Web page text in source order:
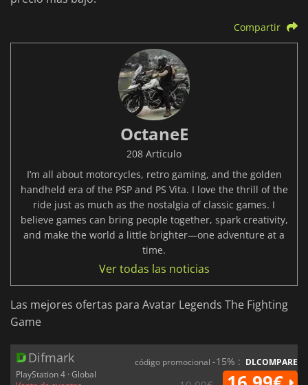
Compartir
OctaneE
208 Artículo
I’m all about motorcycles, retro gaming, and the golden
handheld era of the PSP and PS Vita. I love the thrill of the
ride just as much as the nostalgia of classic games. I
believe games can bring people together, spark creativity,
and make the world a little brighter—one adventure at a
time.
Ver todas las noticias
Las mejores ofertas para Avatar Legends The Fighting
Game
Difmark
PlayStation 4 · Global
código promocional -15% : DLCOMPARE